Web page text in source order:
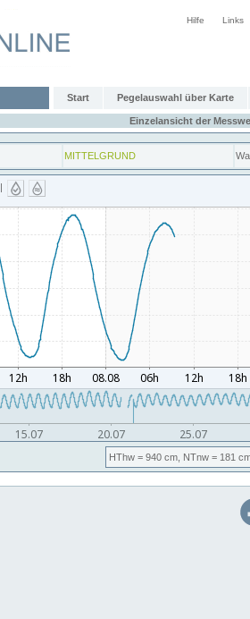
Hilfe Links
Start Pegelauswahl über Karte
Einzelansicht der
MITTELGRUND
|
HThw = 940 cm, NTnw = 181